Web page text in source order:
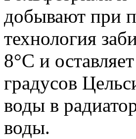
добывают при
технология
8°С и
градусов
воды в
воды.